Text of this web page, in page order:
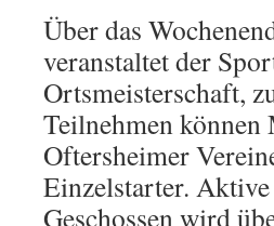
Über das
veranstaltet der
Ortsmeisterschaft,
Teilnehmen können
Oftersheimer
Einzelstarter.
Geschossen wird